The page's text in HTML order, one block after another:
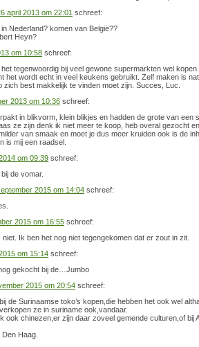
april 2013 om 22:01 schreef:
Nederland? komen van België??
Heyn?
om 10:58 schreef:
tegenwoordig bij veel gewone supermarkten wel
het wordt echt in veel keukens gebruikt. Zelf maken is
zich best makkelijk te vinden moet zijn. Succes, Luc.
2013 om 10:36 schreef:
in blikvorm, klein blikjes en hadden de grote van een
ze zijn denk ik niet meer te koop, heb overal gezocht
van smaak en moet je dus meer kruiden ook is de
is mij een raadsel.
om 09:39 schreef:
de vomar.
2015 om 14:04 schreef:
2015 om 16:55 schreef:
Ik ben het nog niet tegengekomen dat er zout in zit.
om 15:14 schreef:
gekocht bij de…Jumbo
2015 om 20:54 schreef:
de Surinaamse toko’s kopen,die hebben het ook wel
ze in suriname ook,vandaar.
ook chinezen,er zijn daar zoveel gemende culturen,of bij
Haag.